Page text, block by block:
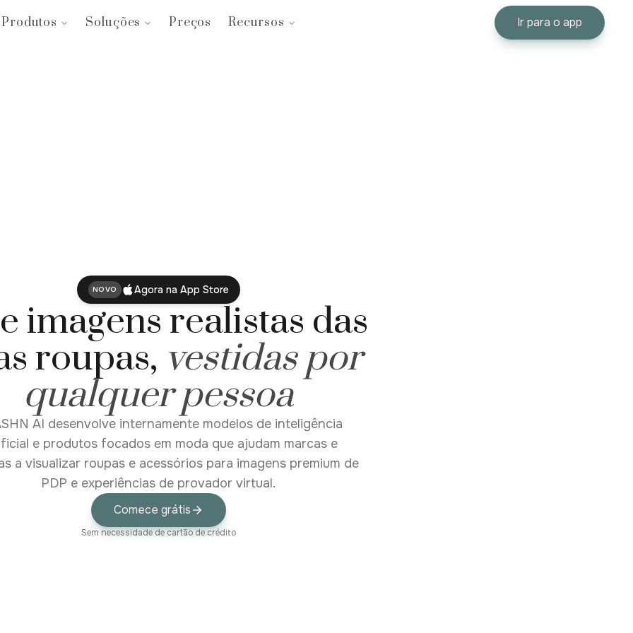
Produtos Soluções Preços Recursos Ir para o app
NOVO Agora na App Store
imagens realistas das
roupas, vestidas por
qualquer pessoa
AI desenvolve internamente modelos de inteligência
e produtos focados em moda que ajudam marcas e
a visualizar roupas e acessórios para imagens premium de
PDP e experiências de provador virtual.
Comece grátis
Sem necessidade de cartão de crédito